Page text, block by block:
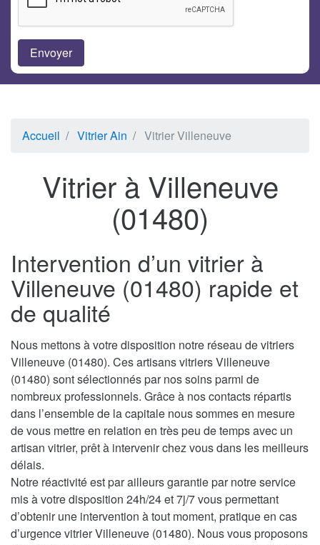
Accueil Vitrier Ain Vitrier Villeneuve
Vitrier à Villeneuve
(01480)
Intervention d’un vitrier à
Villeneuve (01480) rapide et
de qualité
Nous mettons à votre disposition notre réseau de vitriers
Villeneuve (01480). Ces artisans vitriers Villeneuve
(01480) sont sélectionnés par nos soins parmi de
nombreux professionnels. Grâce à nos contacts répartis
dans l’ensemble de la capitale nous sommes en mesure
de vous mettre en relation en très peu de temps avec un
artisan vitrier, prêt à intervenir chez vous dans les meilleurs
délais.
Notre réactivité est par ailleurs garantie par notre service
mis à votre disposition 24h/24 et 7j/7 vous permettant
d’obtenir une intervention à tout moment, pratique en cas
d’urgence vitrier Villeneuve (01480). Nous vous proposons